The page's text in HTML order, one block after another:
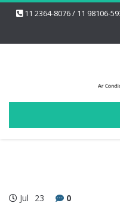
11 2364-8076 / 11 98106-
Jul 23 0